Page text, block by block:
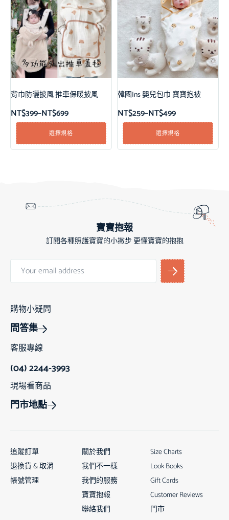
背巾防曬披風 推車保暖披風
NT$399–NT$699
選擇規格
韓國Ins 嬰兒包巾 寶寶抱被
NT$259–NT$499
選擇規格
寶寶抱報
訂閱各種照護寶寶的小撇步 更懂寶寶的抱抱
購物小疑問
問答集
客服專線
(04) 2244-3993
現場看商品
門市地點
Size Charts
Look Books
Gift Cards
Customer Reviews
門市
關於我們
我們不一樣
我們的服務
寶寶抱報
聯絡我們
追蹤訂單
退換貨 & 取消
帳號管理